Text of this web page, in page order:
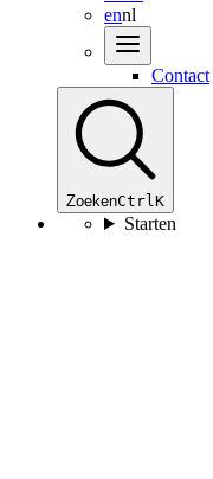
ennl
Contact
ZoekenCtrlK
Starten